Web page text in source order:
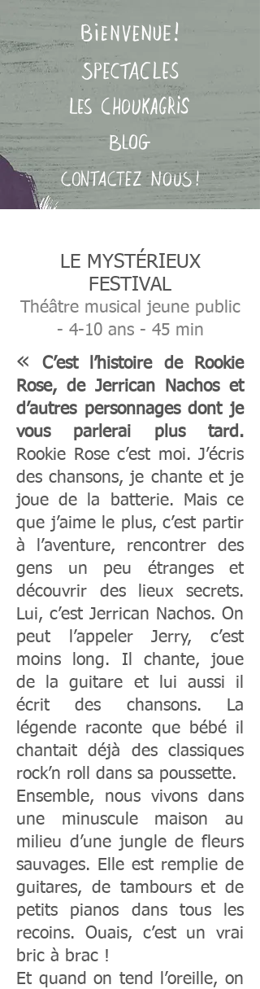
LE MYSTÉRIEUX
FESTIVAL
Théâtre musical jeune public
- 4-10 ans - 45 min
«
C’est l’histoire de Rookie
Rose, de Jerrican Nachos et
d’autres personnages dont je
vous parlerai plus tard.
Rookie Rose c’est moi. J’écris
des chansons, je chante et je
joue de la batterie. Mais ce
que j’aime le plus, c’est partir
à l’aventure, rencontrer des
gens un peu étranges et
découvrir des lieux secrets.
Lui, c’est Jerrican Nachos. On
peut l’appeler Jerry, c’est
moins long. Il chante, joue
de la guitare et lui aussi il
écrit des chansons. La
légende raconte que bébé il
chantait déjà des classiques
rock’n roll dans sa poussette.
Ensemble, nous vivons dans
une minuscule maison au
milieu d’une jungle de fleurs
sauvages. Elle est remplie de
guitares, de tambours et de
petits pianos dans tous les
recoins. Ouais, c’est un vrai
bric à brac !
Et quand on tend l’oreille, on